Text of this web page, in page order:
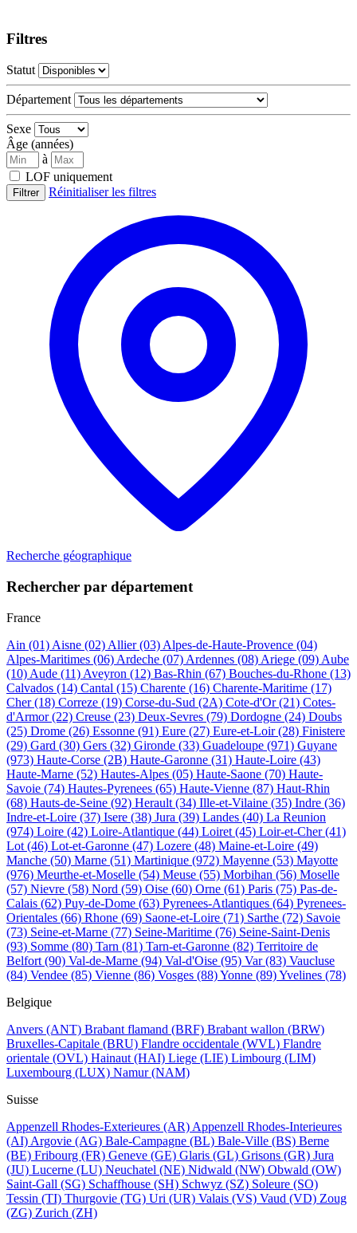
Filtres
Statut
Département
Sexe
Âge (années)
à
LOF uniquement
Filtrer Réinitialiser les filtres
Recherche géographique
Rechercher par département
France
Ain (01) Aisne (02) Allier(03) Alpes-de-Haute-Provence (04)
Alpes-Maritimes (06) Ardeche (07) Ardennes (08) Ariege (09) Aube
(10) Aude (11) Aveyron (12) Bas-Rhin (67) Bouches-du-Rhone (13)
Calvados (14) Cantal (15) Charente (16) Charente-Maritime (17)
Cher(18) Correze (19) Corse-du-Sud (2A) Cote-d'Or(21) Cotes-
d'Armor(22) Creuse (23) Deux-Sevres (79) Dordogne (24) Doubs
(25) Drome (26) Essonne (91) Eure (27) Eure-et-Loir(28) Finistere
(29) Gard (30) Gers (32) Gironde (33) Guadeloupe (971) Guyane
(973) Haute-Corse (2B) Haute-Garonne (31) Haute-Loire (43)
Haute-Marne (52) Hautes-Alpes (05) Haute-Saone (70) Haute-
Savoie (74) Hautes-Pyrenees (65) Haute-Vienne (87) Haut-Rhin
(68) Hauts-de-Seine (92) Herault (34) Ille-et-Vilaine (35) Indre (36)
Indre-et-Loire (37) Isere (38) Jura (39) Landes (40) La Reunion
(974) Loire (42) Loire-Atlantique (44) Loiret (45) Loir-et-Cher(41)
Lot (46) Lot-et-Garonne (47) Lozere (48) Maine-et-Loire (49)
Manche (50) Marne (51) Martinique (972) Mayenne (53) Mayotte
(976) Meurthe-et-Moselle (54) Meuse (55) Morbihan (56) Moselle
(57) Nievre (58) Nord (59) Oise (60) Orne (61) Paris (75) Pas-de-
Calais (62) Puy-de-Dome (63) Pyrenees-Atlantiques (64) Pyrenees-
Orientales (66) Rhone (69) Saone-et-Loire (71) Sarthe (72) Savoie
(73) Seine-et-Marne (77) Seine-Maritime (76) Seine-Saint-Denis
(93) Somme (80) Tarn (81) Tarn-et-Garonne (82) Territoire de
Belfort (90) Val-de-Marne (94) Val-d'Oise (95) Var(83) Vaucluse
(84) Vendee (85) Vienne (86) Vosges (88)Yonne (89)Yvelines (78)
Belgique
Anvers (ANT) Brabant flamand (BRF) Brabant wallon (BRW)
Bruxelles-Capitale (BRU) Flandre occidentale (WVL) Flandre
orientale (OVL) Hainaut (HAI) Liege (LIE) Limbourg (LIM)
Luxembourg (LUX) Namur(NAM)
Suisse
Appenzell Rhodes-Exterieures (AR) Appenzell Rhodes-Interieures
(AI) Argovie (AG) Bale-Campagne (BL) Bale-Ville (BS) Berne
(BE) Fribourg (FR) Geneve (GE) Glaris (GL) Grisons (GR) Jura
(JU) Lucerne (LU) Neuchatel (NE) Nidwald (NW) Obwald (OW)
Saint-Gall (SG) Schaffhouse (SH) Schwyz (SZ) Soleure (SO)
Tessin (TI) Thurgovie (TG) Uri (UR) Valais (VS) Vaud (VD) Zoug
(ZG) Zurich (ZH)